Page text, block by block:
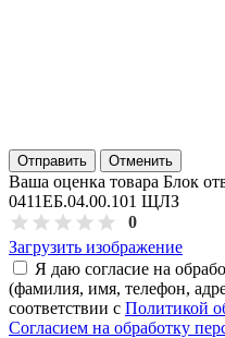
Отправить Отменить
Ваша оценка товара Блок
0411ЕБ.04.00.101 ЩЛЗ
0
Загрузить изображение
Я даю согласие на
(фамилия, имя, телефон,
соответствии с Политикой
Согласием на обработку